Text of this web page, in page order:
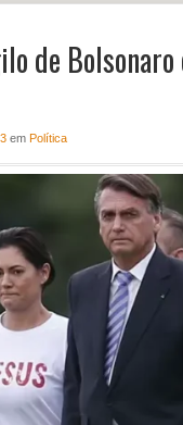
PERFIL
de
em Política